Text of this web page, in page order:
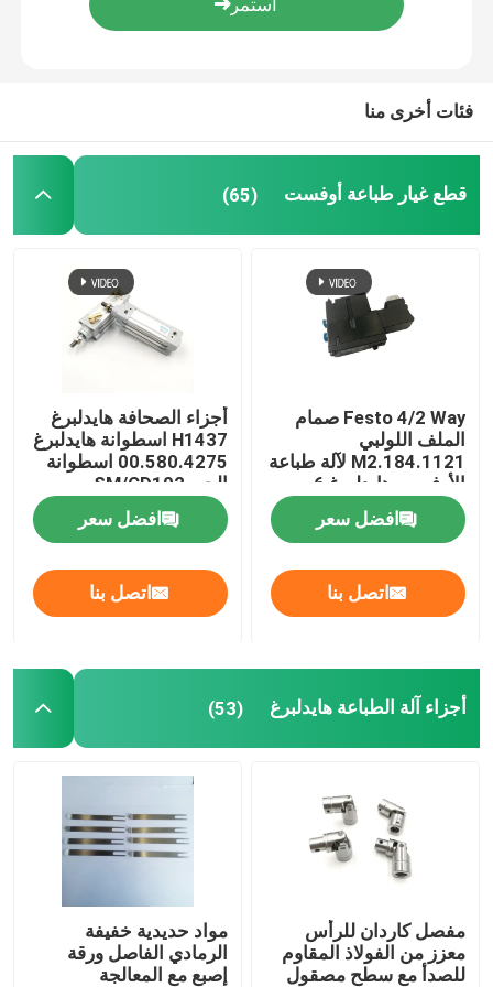
اتصل بنا
مدونة
قطع غيار طباعة أوفست
قطع غيار "مولر مارتيني"
قطع غيار المطبعة
هايدلبرج موتورز
قطع غيار ماكينات الأوفست
فئات أخرى منا
قطع غيار طباعة أوفست (65)
Festo 4/2 Way صمام
الملف اللولبي
M2.184.1121 لآلة طباعة
الأوفست هايدلبرغ 6 مم
افضل سعر
اتصل بنا
أجزاء الصحافة هايدلبرغ
H1437 اسطوانة هايدلبرغ
00.580.4275 اسطوانة
الحبر SM/CD102
SM74/52 طباعة أوفست
افضل سعر
اتصل بنا
أجزاء آلة الطباعة هايدلبرغ (53)
مفصل كاردان للرأس
معزز من الفولاذ المقاوم
للصدأ مع سطح مصقول
مواد حديدية خفيفة
الرمادي الفاصل ورقة
إصبع مع المعالجة